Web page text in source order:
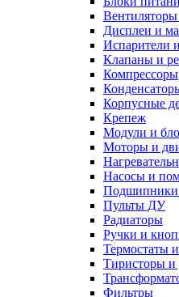
Дисплеи и
Испарители
Клапаны и
Компрессоры
Корпусные
Крепеж
Модули и
Моторы и
Насосы и
Подшипники
Пульты ДУ
Радиаторы
Ручки и
Термостаты
Тиристоры
Фильтры